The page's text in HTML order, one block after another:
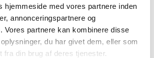
hjemmeside med vores partnere inden
annonceringspartnere og
Vores partnere kan kombinere disse
du har givet dem, eller som
fra din brug af deres tjenester.